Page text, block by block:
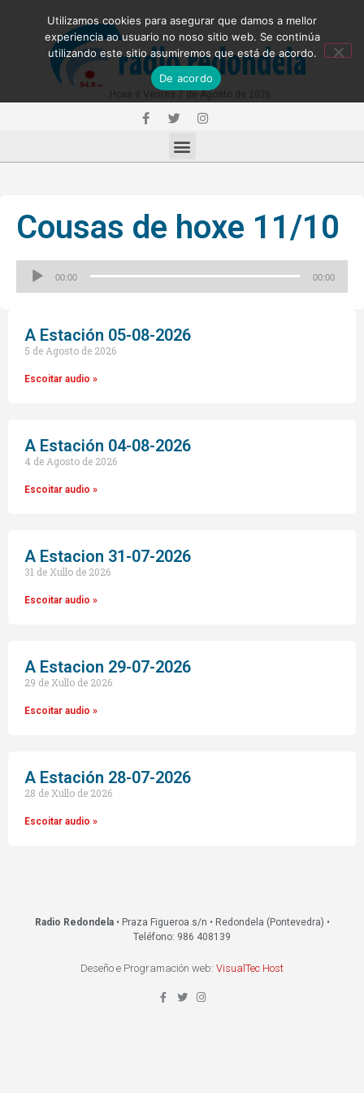
Cousas de hoxe 11/10
00:00 00:00
A Estación 05-08-2026
5 de Agosto de 2026
Escoitar audio »
A Estación 04-08-2026
4 de Agosto de 2026
Escoitar audio »
A Estacion 31-07-2026
31 de Xullo de 2026
Escoitar audio »
A Estacion 29-07-2026
29 de Xullo de 2026
Escoitar audio »
A Estación 28-07-2026
28 de Xullo de 2026
Escoitar audio »
Radio Redondela• Praza Figueroa s/n • Redondela (Pontevedra) •
Teléfono: 986 408139
Deseño e Programación web: VisualTec Host
Utilizamos cookies para asegurar que damos a mellor
experiencia ao usuario no noso sitio web. Se continúa
utilizando este sitio asumiremos que está de acordo.
De acordo